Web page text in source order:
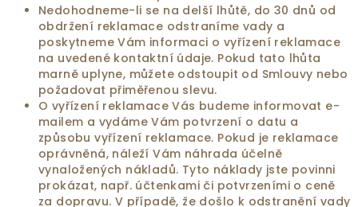
Nedohodneme-li se na delší lhůtě, do 30 dnů od
obdržení reklamace odstraníme vady a
poskytneme Vám informaci o vyřízení reklamace
na uvedené kontaktní údaje. Pokud tato lhůta
marně uplyne, můžete odstoupit od Smlouvy nebo
požadovat přiměřenou slevu.
O vyřízení reklamace Vás budeme informovat e-
mailem a vydáme Vám potvrzení o datu a
způsobu vyřízení reklamace. Pokud je reklamace
oprávněná, náleží Vám náhrada účelně
vynaložených nákladů. Tyto náklady jste povinni
prokázat, např. účtenkami či potvrzeními o ceně
za dopravu. V případě, že došlo k odstranění vady